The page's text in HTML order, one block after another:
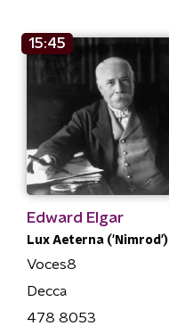
15:45
Edward Elgar
Lux Aeterna ('Nimrod')
Voces8
Decca
478 8053